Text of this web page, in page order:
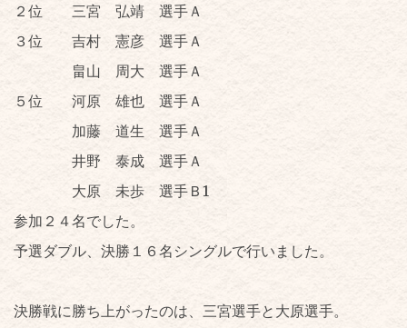
２位 三宮 弘靖 選手Ａ
３位 吉村 憲彦 選手Ａ
畠山 周大 選手Ａ
５位 河原 雄也 選手Ａ
加藤 道生 選手Ａ
井野 泰成 選手Ａ
大原 未歩 選手Ｂ1
参加２４名でした。
予選ダブル、決勝１６名シングルで行いました。
決勝戦に勝ち上がったのは、三宮選手と大原選手。